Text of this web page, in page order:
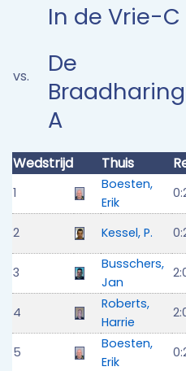
vs.
In de Vrie-C
De
A
Wedstrijd Thuis
1
Boesten,
Erik
2
Kessel, P.
3
Busschers,
Jan
4
Roberts,
Harrie
5
Boesten,
Erik